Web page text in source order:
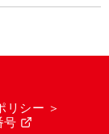
リシー
号